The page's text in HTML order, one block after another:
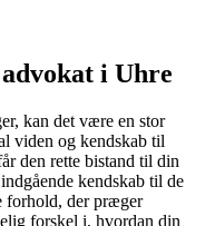
i Uhre
kan det være en stor
viden og kendskab til
den rette bistand til din
kendskab til de
forhold, der præger
forskel i, hvordan din